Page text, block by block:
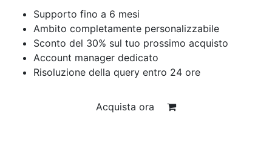
Supporto fino a 6 mesi
Ambito completamente personalizzabile
Sconto del 30% sul tuo prossimo acquisto
Account manager dedicato
Risoluzione della query entro 24 ore
Acquista ora